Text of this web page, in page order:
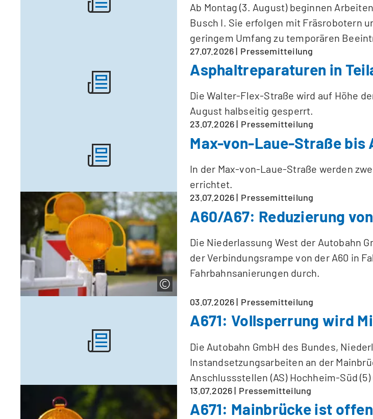
Ab Montag (3. August) beginnen
Busch I. Sie erfolgen mit Fräsrobotern
geringem Umfang zu temporären
27.07.2026 Pressemitteilung
Asphaltreparaturen in
Die Walter-Flex-Straße wird auf Höhe
August halbseitig gesperrt.
23.07.2026 Pressemitteilung
Max-von-Laue-Straße bis
In der Max-von-Laue-Straße werden
errichtet.
23.07.2026 Pressemitteilung
A60/A67: Reduzierung
Die Niederlassung West der Autobahn
der Verbindungsrampe von der A60 in
Fahrbahnsanierungen durch.
03.07.2026 Pressemitteilung
A671: Vollsperrung wird
Die Autobahn GmbH des Bundes,
Instandsetzungsarbeiten an der
Anschlussstellen (AS) Hochheim-Süd
13.07.2026 Pressemitteilung
A671: Mainbrücke ist